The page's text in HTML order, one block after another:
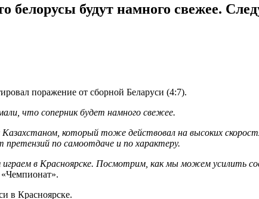
будут намного свежее.
поражение от сборной Беларуси (4:7).
что соперник будет намного свежее.
Казахстаном, который тоже действовал на высоких
претензий по самоотдаче и по характеру.
в Красноярске. Посмотрим, как мы можем усилить
в Красноярске.